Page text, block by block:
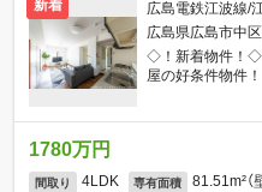
新着
広島電鉄江波線/
広島県広島市中
◇！新着物件！
屋の好条件物件！
1780万円
間取り 4LDK 専有面積 81.51m²（